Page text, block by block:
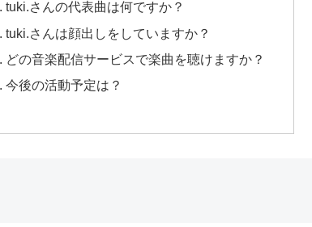
tuki.さんの代表曲は何ですか？
tuki.さんは顔出しをしていますか？
どの音楽配信サービスで楽曲を聴けますか？
今後の活動予定は？